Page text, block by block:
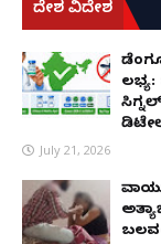
ದೇಶ ವಿದೇಶ
ಲಭ್ಯ:
July 21, 2026